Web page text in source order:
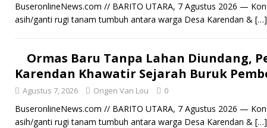
BuseronlineNews.com // BARITO UTARA, 7 Agustus 2026 —
asih/ganti rugi tanam tumbuh antara warga Desa Karendan & […]
Ormas Baru Tanpa Lahan Diundang,
Karendan Khawatir Sejarah Buruk
Agustus 7, 2026 Ongen Van Lou 0
BuseronlineNews.com // BARITO UTARA, 7 Agustus 2026 —
asih/ganti rugi tanam tumbuh antara warga Desa Karendan & […]